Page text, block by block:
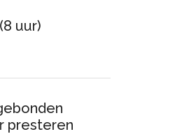
uur)
presteren